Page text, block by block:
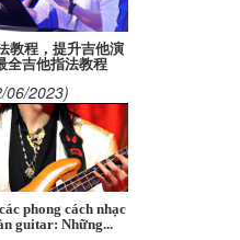
教程，提升吉他演
全吉他指法教程
06/2023)
phong cách nhạc
guitar: Những...